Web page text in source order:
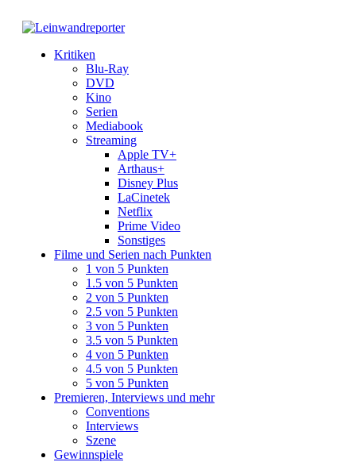
Kritiken
Blu-Ray
DVD
Kino
Serien
Mediabook
Streaming
Apple TV+
Arthaus+
Disney Plus
LaCinetek
Netflix
Prime Video
Sonstiges
Filme und Serien nach Punkten
1 von 5 Punkten
1.5 von 5 Punkten
2 von 5 Punkten
2.5 von 5 Punkten
3 von 5 Punkten
3.5 von 5 Punkten
4 von 5 Punkten
4.5 von 5 Punkten
5 von 5 Punkten
Premieren, Interviews und mehr
Conventions
Interviews
Szene
Gewinnspiele